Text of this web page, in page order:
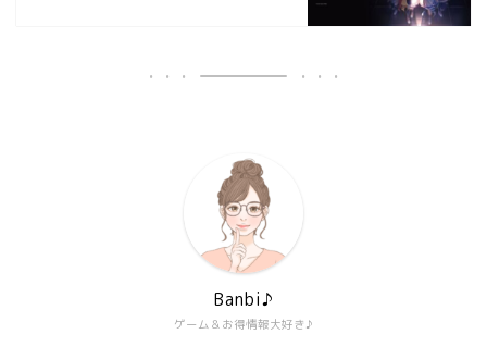
ゲーム＆お得情報大好き♪
Banbi♪